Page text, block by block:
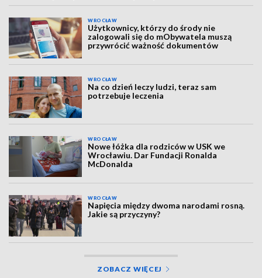
WROCŁAW
Użytkownicy, którzy do środy nie
zalogowali się do mObywatela muszą
przywrócić ważność dokumentów
WROCŁAW
Na co dzień leczy ludzi, teraz sam
potrzebuje leczenia
WROCŁAW
Nowe łóżka dla rodziców w USK we
Wrocławiu. Dar Fundacji Ronalda
McDonalda
WROCŁAW
Napięcia między dwoma narodami rosną.
Jakie są przyczyny?
ZOBACZ WIĘCEJ